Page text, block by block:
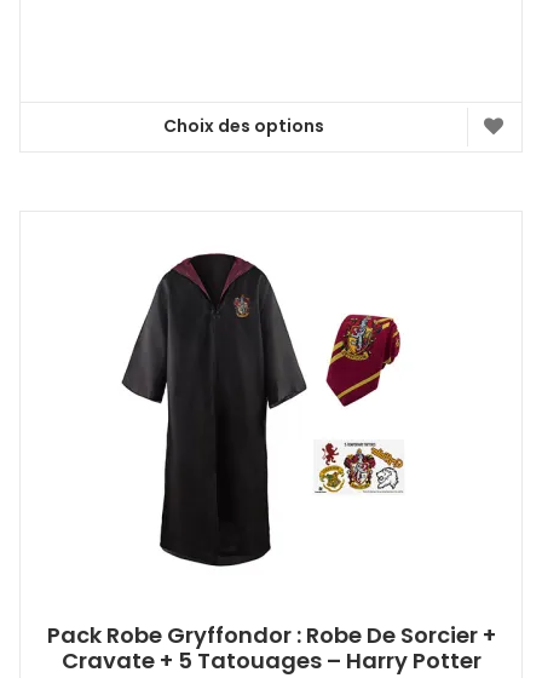
Choix des options
Ce
Les
options
peuvent
être
choisies
page
du
produit
Pack Robe Gryffondor : Robe De Sorcier +
Cravate + 5 Tatouages – Harry Potter